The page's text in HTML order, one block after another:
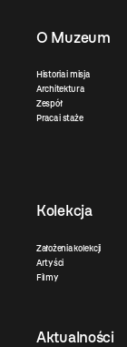
O Muzeum
Historia i misja
Architektura
Zespół
Praca i staże
Kolekcja
Założenia kolekcji
Artyści
Filmy
Aktualności